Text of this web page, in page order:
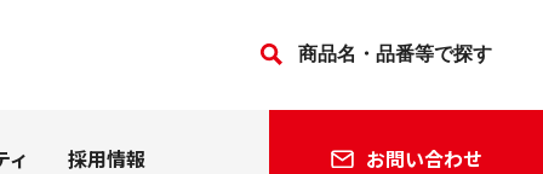
ィ 採用情報
お問い合わせ